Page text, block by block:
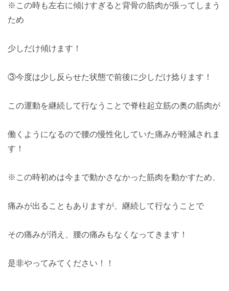
※この時も左右に傾けすぎると背骨の筋肉が張ってしまう
ため
少しだけ傾けます！
③今度は少し反らせた状態で前後に少しだけ捻ります！
この運動を継続して行なうことで脊柱起立筋の奥の筋肉が
働くようになるので腰の慢性化していた痛みが軽減されま
す！
※この時初めは今まで動かさなかった筋肉を動かすため、
痛みが出ることもありますが、継続して行なうことで
その痛みが消え、腰の痛みもなくなってきます！
是非やってみてください！！